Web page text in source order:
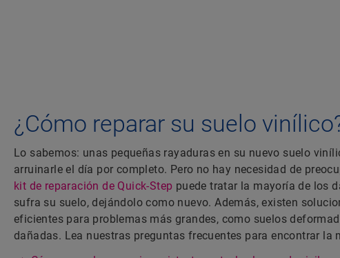
¿Cómo reparar su suelo
Lo sabemos: unas pequeñas rayaduras en su nuevo suelo
arruinarle el día por completo. Pero no hay necesidad de
kit de reparación de Quick-Step puede tratar la mayoría de los
sufra su suelo, dejándolo como nuevo. Además, existen
eficientes para problemas más grandes, como suelos
dañadas. Lea nuestras preguntas frecuentes para encontrar la